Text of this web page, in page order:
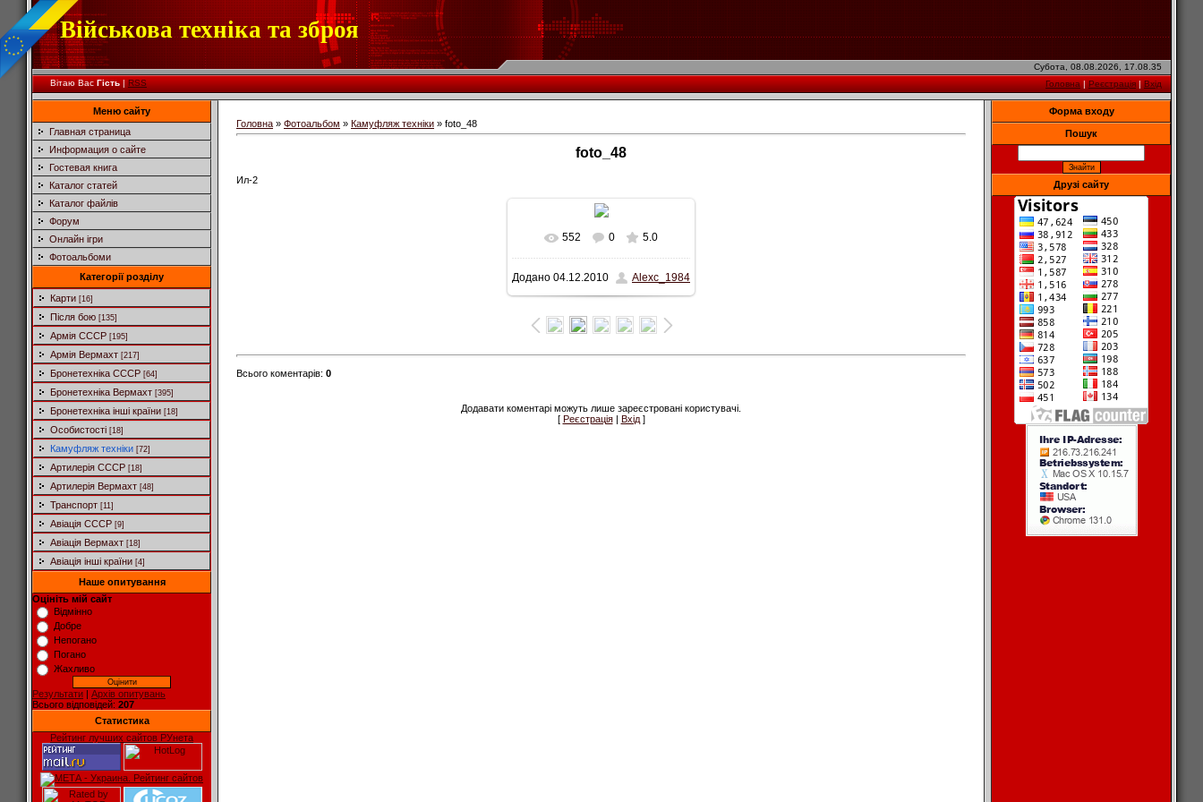
Військова техніка та зброя
Субота, 08.08.2026, 17.08.35
Вітаю Вас Гість|RSS Головна|Реєстрація|Вхід
Меню сайту
Главная страница
Информация о сайте
Гостевая книга
Каталог статей
Каталог файлів
Форум
Онлайн ігри
Фотоальбоми
Категорії розділу
Карти [16]
Після бою [135]
Армія СССР [195]
Армія Вермахт [217]
Бронетехніка СССР [64]
Бронетехніка Вермахт [395]
Бронетехніка інші країни [18]
Особистості [18]
Камуфляж техніки [72]
Артилерія СССР [18]
Артилерія Вермахт [48]
Транспорт [11]
Авіація СССР [9]
Авіація Вермахт [18]
Авіація інші країни [4]
Наше опитування
Оцініть мій сайт
Відмінно
Добре
Непогано
Погано
Жахливо
Результати | Архів опитувань
Всього відповідей: 207
Статистика
Рейтинг лучших сайтов РУнета
Головна » Фотоальбом » Камуфляж техніки » foto_48
foto_48
Ил-2
У реальному розмірі
1600x387/ 62.4Kb
552 0 5.0
Додано 04.12.2010 Alexc_1984
Всього коментарів: 0
Додавати коментарі можуть лише зареєстровані користувачі.
[ Реєстрація| Вхід]
Форма входу
Пошук
Друзі сайту